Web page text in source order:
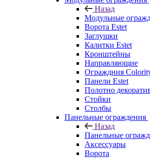
Назад
Модульные
Ворота Estet
Заглушки
Калитки Estet
Кронштейны
Направляющие
Ограждния
Панели Estet
Полотно
Стойки
Столбы
Панельные ограждения
Назад
Панельные
Аксессуары
Ворота